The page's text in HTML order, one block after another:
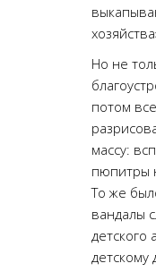
Но не
потом
массу:
пюпитры
То же
вандалы
детского
детскому